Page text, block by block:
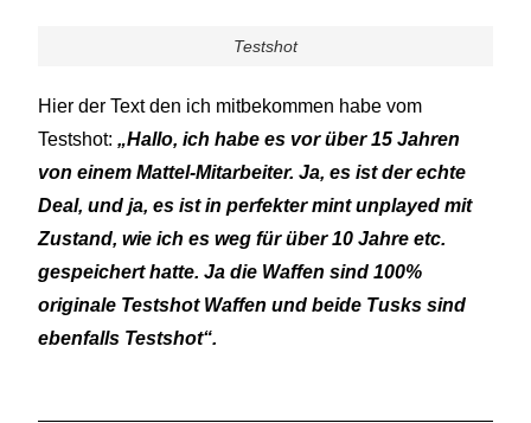
Testshot
Hier der Text den ich mitbekommen habe vom
Testshot:„Hallo, ich habe es vor über 15 Jahren
von einem Mattel-Mitarbeiter. Ja, es ist der echte
Deal, und ja, es ist in perfekter mint unplayed mit
Zustand, wie ich es weg für über 10 Jahre etc.
gespeichert hatte. Ja die Waffen sind 100%
originale Testshot Waffen und beide Tusks sind
ebenfalls Testshot“.